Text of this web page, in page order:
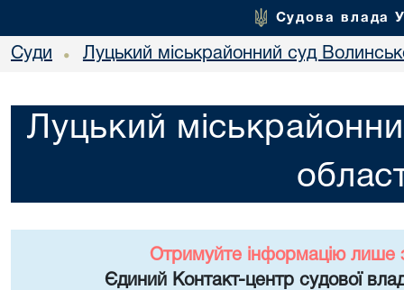
Судова влада
Суди • Луцький міськрайонний суд
Луцький
Отримуйте інформацію лише
Єдиний Контакт-центр судової